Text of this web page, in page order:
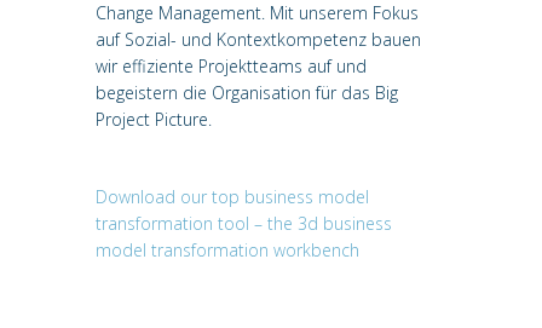
Change Management. Mit unserem Fokus
auf Sozial- und Kontextkompetenz bauen
wir effiziente Projektteams auf und
begeistern die Organisation für das Big
Project Picture.
Download our top business model
transformation tool – the 3d business
model transformation workbench